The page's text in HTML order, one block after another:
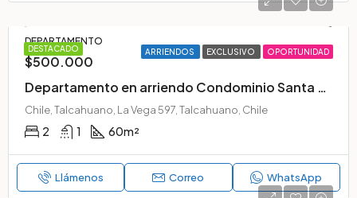
DESTACADO ARRIENDOS EXCLUSIVO OPORTUNIDAD
DEPARTAMENTO
$500.000
Departamento en arriendo Condominio Santa Leonor Talcahuano
Chile, Talcahuano, La Vega 597, Talcahuano, Chile
2 1 60m²
Llámenos Correo WhatsApp